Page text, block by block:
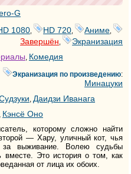
G
1080
HD 720 Аниме
Завершён
Экранизация
, Комедия
Экранизация по произведению:
Минацуки
, Даидзи Иванага
, Кэнсё Оно
которому сложно найти
— Хару, уличный кот, чья
выживание. Волею судьбы
вместе. Это история о том, как
от лица их обоих.